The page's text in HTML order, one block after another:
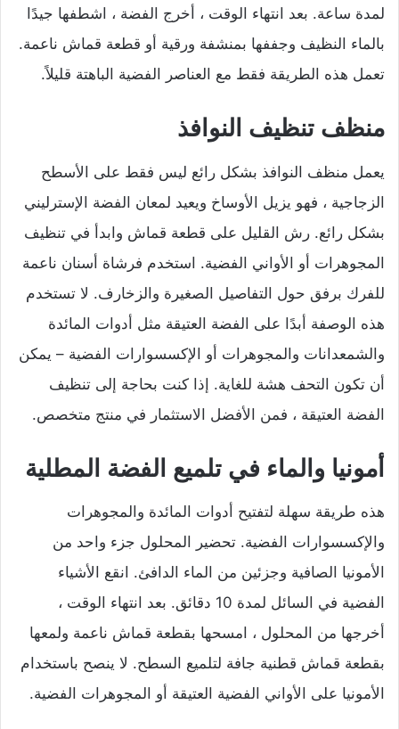
لمدة ساعة. بعد انتهاء الوقت ، أخرج الفضة ، اشطفها جيدًا
بالماء النظيف وجففها بمنشفة ورقية أو قطعة قماش ناعمة.
تعمل هذه الطريقة فقط مع العناصر الفضية الباهتة قليلاً.
منظف تنظيف النوافذ
يعمل منظف النوافذ بشكل رائع ليس فقط على الأسطح
الزجاجية ، فهو يزيل الأوساخ ويعيد لمعان الفضة الإسترليني
بشكل رائع. رش القليل على قطعة قماش وابدأ في تنظيف
المجوهرات أو الأواني الفضية. استخدم فرشاة أسنان ناعمة
للفرك برفق حول التفاصيل الصغيرة والزخارف. لا تستخدم
هذه الوصفة أبدًا على الفضة العتيقة مثل أدوات المائدة
والشمعدانات والمجوهرات أو الإكسسوارات الفضية – يمكن
أن تكون التحف هشة للغاية. إذا كنت بحاجة إلى تنظيف
الفضة العتيقة ، فمن الأفضل الاستثمار في منتج متخصص.
أمونيا والماء في تلميع الفضة المطلية
هذه طريقة سهلة لتفتيح أدوات المائدة والمجوهرات
والإكسسوارات الفضية. تحضير المحلول جزء واحد من
الأمونيا الصافية وجزئين من الماء الدافئ. انقع الأشياء
الفضية في السائل لمدة 10 دقائق. بعد انتهاء الوقت ،
أخرجها من المحلول ، امسحها بقطعة قماش ناعمة ولمعها
بقطعة قماش قطنية جافة لتلميع السطح. لا ينصح باستخدام
الأمونيا على الأواني الفضية العتيقة أو المجوهرات الفضية.